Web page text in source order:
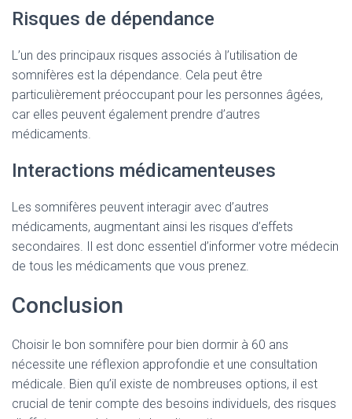
Risques de dépendance
L’un des principaux risques associés à l’utilisation de
somnifères est la dépendance. Cela peut être
particulièrement préoccupant pour les personnes âgées,
car elles peuvent également prendre d’autres
médicaments.
Interactions médicamenteuses
Les somnifères peuvent interagir avec d’autres
médicaments, augmentant ainsi les risques d’effets
secondaires. Il est donc essentiel d’informer votre médecin
de tous les médicaments que vous prenez.
Conclusion
Choisir le bon somnifère pour bien dormir à 60 ans
nécessite une réflexion approfondie et une consultation
médicale. Bien qu’il existe de nombreuses options, il est
crucial de tenir compte des besoins individuels, des risques